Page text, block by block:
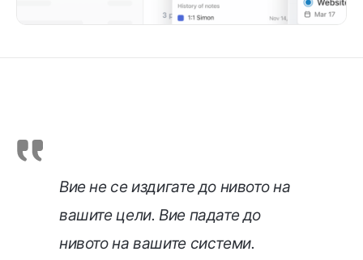
Вие не се издигате до нивото на
вашите цели. Вие падате до
нивото на вашите системи.